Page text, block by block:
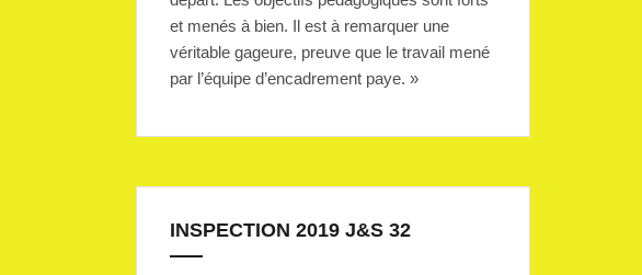
et menés à bien. Il est à remarquer une
véritable gageure, preuve que le travail mené
par l’équipe d’encadrement paye. »
INSPECTION 2019 J&S 32